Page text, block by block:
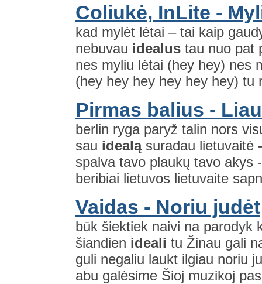
Coliukė, InLite -
kad mylėt lėtai – tai kaip
nebuvau idealus tau nuo pat
nes myliu lėtai (hey hey) nes
(hey hey hey hey hey hey) tu
Pirmas balius -
berlin ryga paryž talin nors
sau idealąsuradau lietuvaitė
spalva tavo plaukų tavo akys
beribiai lietuvos lietuvaite
Vaidas - Noriu judėt
būk šiektiek naivi na parodyk
šiandien ideali tu Žinau gali
guli negaliu laukt ilgiau noriu
abu galėsime Šioj muzikoj